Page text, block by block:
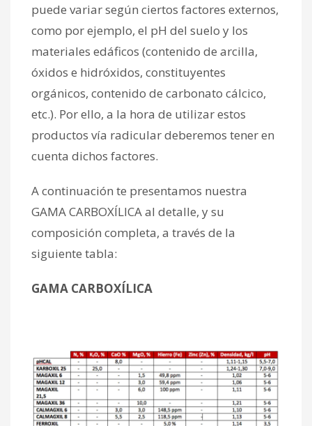
puede variar según ciertos factores externos,
como por ejemplo, el pH del suelo y los
materiales edáficos (contenido de arcilla,
óxidos e hidróxidos, constituyentes
orgánicos, contenido de carbonato cálcico,
etc.). Por ello, a la hora de utilizar estos
productos vía radicular deberemos tener en
cuenta dichos factores.
A continuación te presentamos nuestra
GAMA CARBOXÍLICA al detalle, y su
composición completa, a través de la
siguiente tabla:
GAMA CARBOXÍLICA